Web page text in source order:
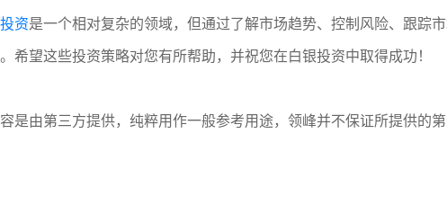
资是一个相对复杂的领域，但通过了解市场趋势、控制风险、跟踪
希望这些投资策略对您有所帮助，并祝您在白银投资中取得成功！
是由第三方提供，纯粹用作一般参考用途，领峰并不保证所提供的